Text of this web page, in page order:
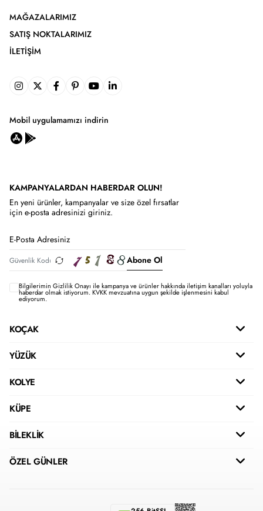
MAĞAZALARIMIZ
SATIŞ NOKTALARIMIZ
İLETIŞIM
Mobil uygulamamızı indirin
KAMPANYALARDAN HABERDAR OLUN!
En yeni ürünler, kampanyalar ve size özel fırsatlar
için e-posta adresinizi giriniz.
Abone Ol
Bilgilerimin Gizlilik Onayı ile kampanya ve ürünler hakkında iletişim kanalları yoluyla
haberdar olmak istiyorum.KVKK mevzuatına uygun şekilde işlenmesini kabul
ediyorum.
KOÇAK
YÜZÜK
KOLYE
KÜPE
BİLEKLİK
ÖZEL GÜNLER